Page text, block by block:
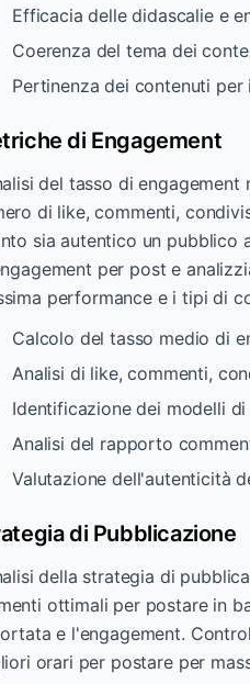
Efficacia delle didascalie e
Coerenza del tema dei
Pertinenza dei contenuti
di Engagement
del tasso di
di like, commenti,
sia autentico un pubblico
per post e
performance e i tipi di
Calcolo del tasso medio di
Analisi di like, commenti,
Identificazione dei modelli
Analisi del rapporto
Valutazione dell'autenticità
di Pubblicazione
della strategia di
ottimali per postare in
e l'engagement.
orari per postare per